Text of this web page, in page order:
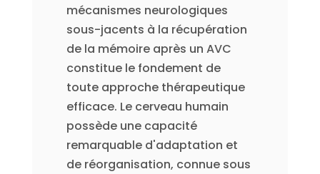
mécanismes neurologiques
sous-jacents à la récupération
de la mémoire après un AVC
constitue le fondement de
toute approche thérapeutique
efficace. Le cerveau humain
possède une capacité
remarquable d'adaptation et
de réorganisation, connue sous